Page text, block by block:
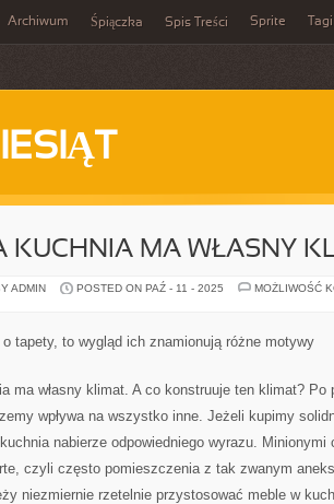
Archiwum Śpiączka Spis Treści Sprite Tagi
KUCHNIA MA WŁASNY
ADMIN POSTED ON PAŹ - 11 - 2025
MOŻLIWOŚĆ
tapety, to wygląd ich znamionują różne motywy
ma własny klimat. A co konstruuje ten klimat? Po
wpływa na wszystko inne. Jeżeli kupimy
nabierze odpowiedniego wyrazu. Minionymi
czyli często pomieszczenia z tak zwanym
niezmiernie rzetelnie przystosować meble w